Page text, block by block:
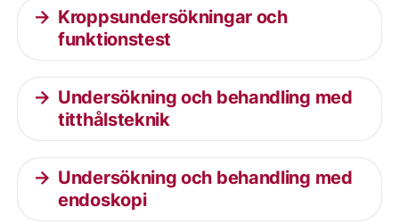
Kroppsundersökningar och
funktionstest
Undersökning och behandling med
titthålsteknik
Undersökning och behandling med
endoskopi